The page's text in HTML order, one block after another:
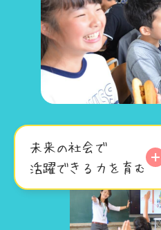
未来の社会で
活躍できる力を育む